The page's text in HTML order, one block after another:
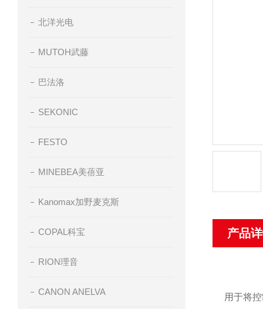
北洋光电
MUTOH武藤
巴法洛
SEKONIC
FESTO
MINEBEA美蓓亚
Kanomax加野麦克斯
COPAL科宝
RION理音
CANON ANELVA
产品
用于将